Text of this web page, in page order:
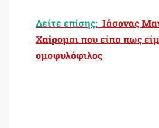
Δείτε επίσης: Ιάσονας
Χαίρομαι που είπα πως
ομοφυλόφιλος